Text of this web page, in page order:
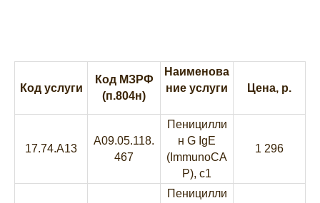
Код услуги
Код МЗРФ
(п.804н)
Наименова
ние услуги
Цена, р.
17.74.A13
A09.05.118.
467
Пеницилли
н G IgE
(ImmunoCA
P), с1
1 296
Пеницилли